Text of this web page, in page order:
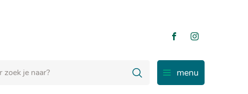
Volg ons
Facebook
Volg ons
Instagram
menu
Zoeken